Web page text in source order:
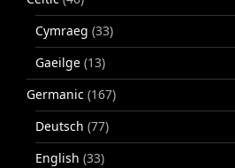
Cymraeg (33)
Gaeilge (13)
Germanic (167)
Deutsch (77)
English (33)